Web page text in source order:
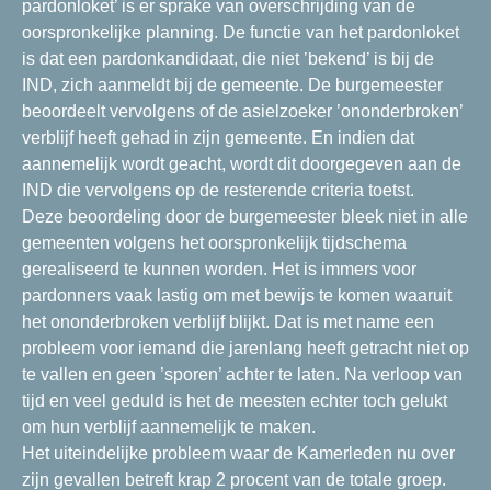
pardonloket’ is er sprake van overschrijding van de
oorspronkelijke planning. De functie van het pardonloket
is dat een pardonkandidaat, die niet ’bekend’ is bij de
IND, zich aanmeldt bij de gemeente. De burgemeester
beoordeelt vervolgens of de asielzoeker ’ononderbroken’
verblijf heeft gehad in zijn gemeente. En indien dat
aannemelijk wordt geacht, wordt dit doorgegeven aan de
IND die vervolgens op de resterende criteria toetst.
Deze beoordeling door de burgemeester bleek niet in alle
gemeenten volgens het oorspronkelijk tijdschema
gerealiseerd te kunnen worden. Het is immers voor
pardonners vaak lastig om met bewijs te komen waaruit
het ononderbroken verblijf blijkt. Dat is met name een
probleem voor iemand die jarenlang heeft getracht niet op
te vallen en geen ’sporen’ achter te laten. Na verloop van
tijd en veel geduld is het de meesten echter toch gelukt
om hun verblijf aannemelijk te maken.
Het uiteindelijke probleem waar de Kamerleden nu over
zijn gevallen betreft krap 2 procent van de totale groep.